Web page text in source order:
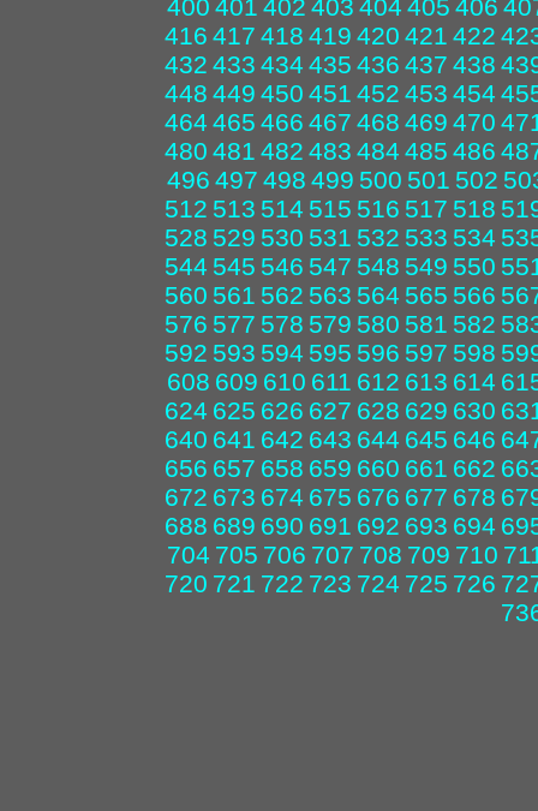
400 401 402 403 404 405 406
416 417 418 419 420 421 422
432 433 434 435 436 437 438
448 449 450 451 452 453 454
464 465 466 467 468 469 470
480 481 482 483 484 485 486
496 497 498 499 500 501 502
512 513 514 515 516 517 518
528 529 530 531 532 533 534
544 545 546 547 548 549 550
560 561 562 563 564 565 566
576 577 578 579 580 581 582
592 593 594 595 596 597 598
608 609 610 611 612 613 614
624 625 626 627 628 629 630
640 641 642 643 644 645 646
656 657 658 659 660 661 662
672 673 674 675 676 677 678
688 689 690 691 692 693 694
704 705 706 707 708 709 710
720 721 722 723 724 725 726